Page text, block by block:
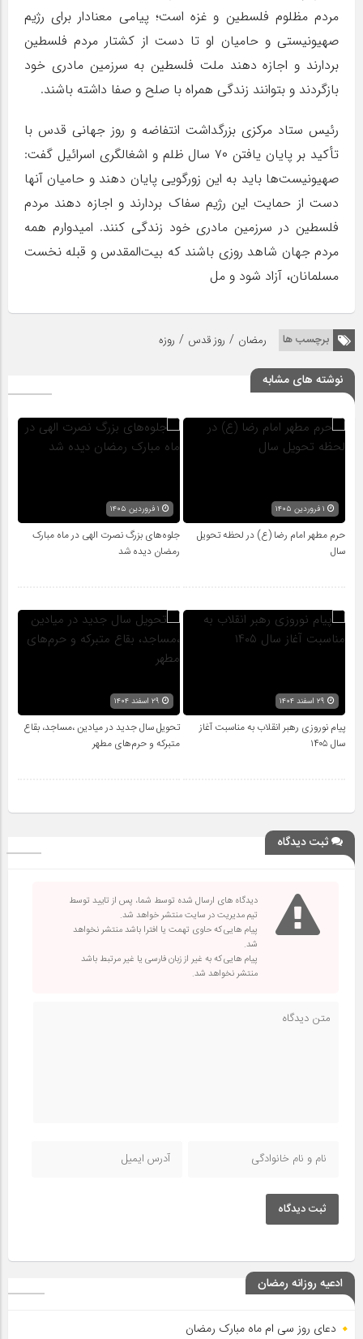
مردم مظلوم فلسطین و غزه است؛ پیامی معنادار برای رژیم
صهیونیستی و حامیان او تا دست از کشتار مردم فلسطین
بردارند و اجازه دهند ملت فلسطین به سرزمین مادری خود
بازگردند و بتوانند زندگی همراه با صلح و صفا داشته باشند.
رئیس ستاد مرکزی بزرگداشت انتفاضه و روز جهانی قدس با
تأکید بر پایان یافتن ۷۰ سال ظلم و اشغالگری اسرائیل گفت:
صهیونیست‌ها باید به این زورگویی پایان دهند و حامیان آنها
دست از حمایت این رژیم سفاک بردارند و اجازه دهند مردم
فلسطین در سرزمین مادری خود زندگی کنند. امیدوارم همه
مردم جهان شاهد روزی باشند که بیت‌المقدس و قبله نخست
مسلمانان، آزاد شود و مل
برچسب ها رمضان / روز قدس / روزه
نوشته های مشابه
حرم مطهر امام رضا (ع) در لحظه تحویل
سال
جلوه‌های بزرگ نصرت الهی در ماه مبارک
رمضان دیده شد
پیام نوروزی رهبر انقلاب به مناسبت آغاز
سال ۱۴۰۵
تحویل سال‌ جدید در میادین ،مساجد، بقاع
متبرکه‌ و حرم‌های‌ مطهر
ثبت دیدگاه
دیدگاه های ارسال شده توسط شما، پس از تایید توسط
تیم مدیریت در سایت منتشر خواهد شد.
پیام هایی که حاوی تهمت یا افترا باشد منتشر نخواهد
شد.
پیام هایی که به غیر از زبان فارسی یا غیر مرتبط باشد
منتشر نخواهد شد.
ثبت دیدگاه
ادعیه روزانه رمضان
دعای روز سی ام ماه مبارک رمضان